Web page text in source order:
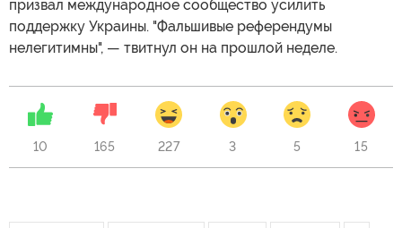
призвал международное сообщество усилить
поддержку Украины. "Фальшивые референдумы
нелегитимны", — твитнул он на прошлой неделе.
10 165 227 3 5 15